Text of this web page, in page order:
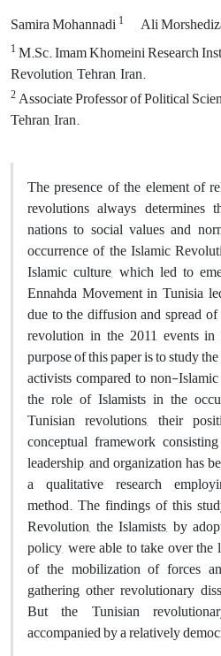
Samira ‌Mohannadi1 Ali
1M.Sc. Imam Khomeini Research
Revolution, Tehran, Iran.
2Associate Professor of Political
Tehran, Iran.
The presence of the element of
revolutions always
nations to social values and
occurrence of the Islamic
Islamic culture, which led to
Ennahda Movement in Tunisia
due to the diffusion and spread
revolution in the 2011 events
purpose of this paper is to study
activists compared to non-
the role of Islamists in the
Tunisian revolutions, their
conceptual framework
leadership, and organization has
a qualitative research
method. The findings of this
Revolution, the Islamists, by
policy, were able to take over the
of the mobilization of forces
gathering other revolutionary
But the Tunisian
accompanied by a relatively